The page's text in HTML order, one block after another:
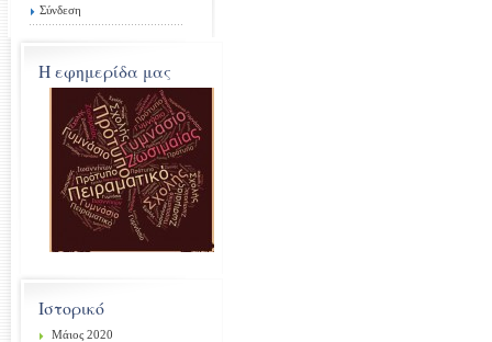
Η εφημερίδα μας
Ιστορικό
Μάιος 2020
Σύνδεση